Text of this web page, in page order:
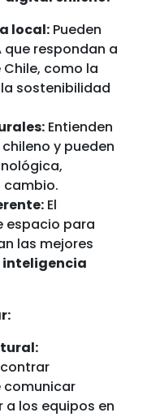
local: Pueden
que respondan a
como la
sostenibilidad
Entienden
y pueden
cambio.
El
espacio para
las mejores
inteligencia
comunicar
los equipos en